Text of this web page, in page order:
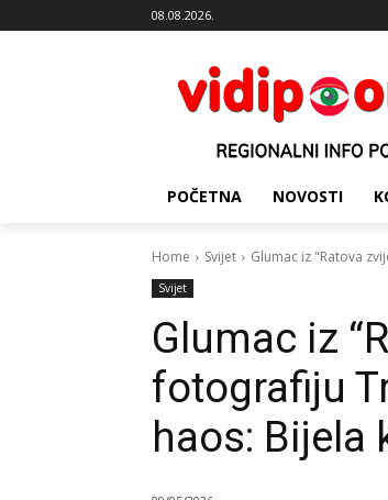
08.08.2026.
POČETNA NOVOSTI
Home Svijet Glumac iz "Ratova
Svijet
Glumac iz
fotografiju
haos: Bijela